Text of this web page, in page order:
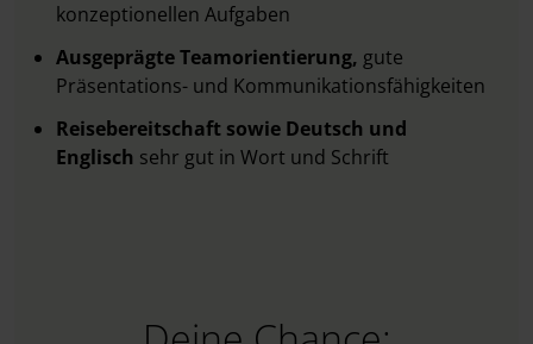
konzeptionellen Aufgaben
Ausgeprägte Teamorientierung, gute
Präsentations- und Kommunikationsfähigkeiten
Reisebereitschaft sowie Deutsch und
Englisch sehr gut in Wort und Schrift